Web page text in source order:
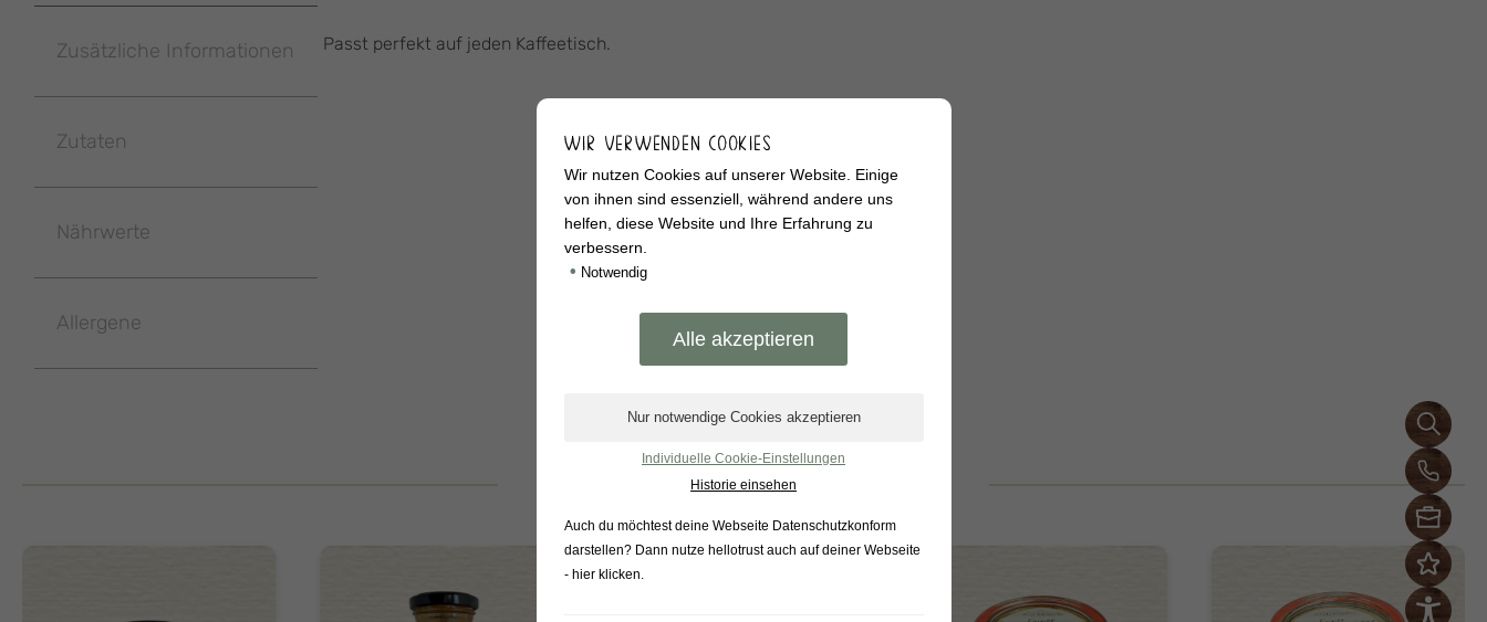
Zusätzliche Informationen
Zutaten
Nährwerte
Allergene
Passt perfekt auf jeden Kaffeetisch.
BELIEBTE PRODUKTE
WIR VERWENDEN COOKIES
Wir nutzen Cookies auf unserer Website. Einige
von ihnen sind essenziell, während andere uns
helfen, diese Website und Ihre Erfahrung zu
verbessern.
• Notwendig
Individuelle Cookie-Einstellungen
Historie einsehen
Auch du möchtest deine Webseite Datenschutzkonform
darstellen? Dann nutze hellotrust auch auf deiner Webseite
- hier klicken